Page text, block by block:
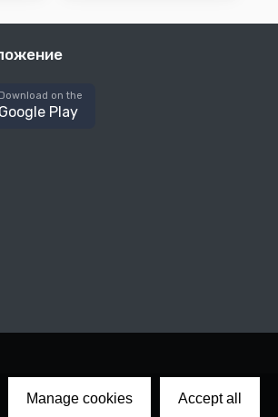
Manage cookies Accept all
Download on the
Google Play